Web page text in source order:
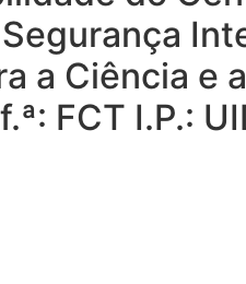
a Ciência e
FCT I.P.: